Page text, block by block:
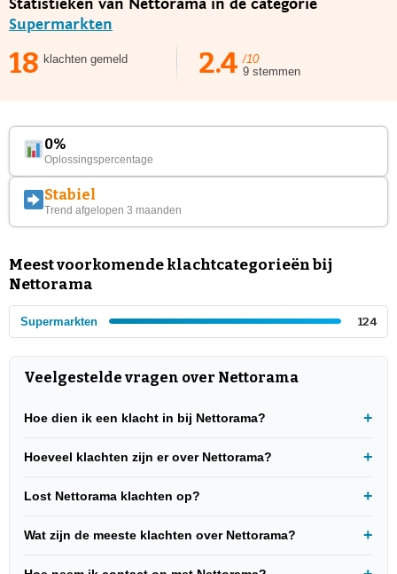
Supermarkten
18 klachten gemeld 2.4 /10
9 stemmen
0%
Oplossingspercentage
Stabiel
Trend afgelopen 3 maanden
Meest voorkomende klachtcategorieën bij
Nettorama
Supermarkten 124
Veelgestelde vragen over Nettorama
Hoe dien ik een klacht in bij Nettorama?
Hoeveel klachten zijn er over Nettorama?
Lost Nettorama klachten op?
Wat zijn de meeste klachten over Nettorama?